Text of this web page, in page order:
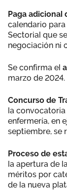
Paga adicional
calendario
Sectorial que
negociación ni
Se confirma el
marzo de 2024.
Concurso de
la
enfermería, en
septiembre, se
Proceso de
la apertura de
méritos por
de la nueva